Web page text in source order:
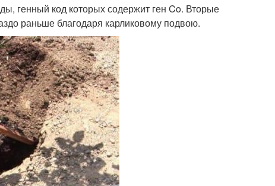
генный код которых содержит ген Co. Вторые
раньше благодаря карликовому подвою.